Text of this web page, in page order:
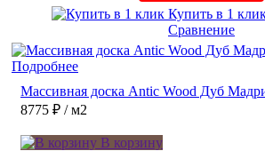
Купить в 1
Сравнение
Подробнее
Массивная доска Antic Wood Дуб
8775 ₽ / м2
В корзину